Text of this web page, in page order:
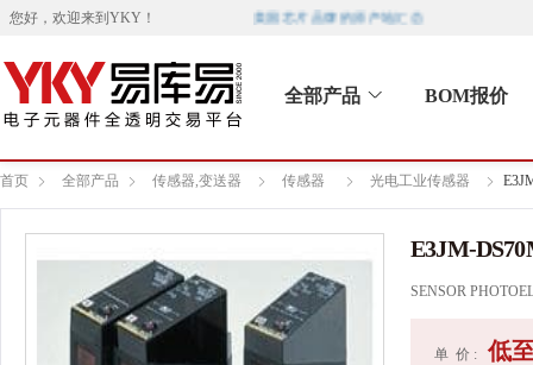
您好，欢迎来到 YKY ！ 美国芯片品牌的原产地汇总
全部产品 BOM报价
首页 全部产品 传感器,变送器 传感器 光电工业传感器
E3JM-
SENSOR
单 价 : 低